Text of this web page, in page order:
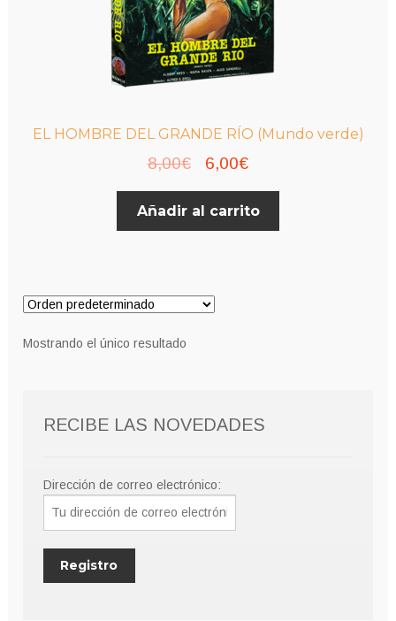
EL HOMBRE DEL GRANDE RÍO (Mundo verde)
8,00€
El
precio
original
6,00€El
precio
actual
Añadir al carrito
Mostrando el único resultado
RECIBE LAS NOVEDADES
Dirección de correo electrónico: